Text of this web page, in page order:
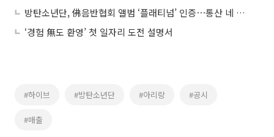
방탄소년단, 佛음반협회 앨범 ‘플래티넘’ 인증⋯통산 네 번째
‘경험 無도 환영’ 첫 일자리 도전 설명서
#하이브 #방탄소년단 #아리랑 #공시
#매출